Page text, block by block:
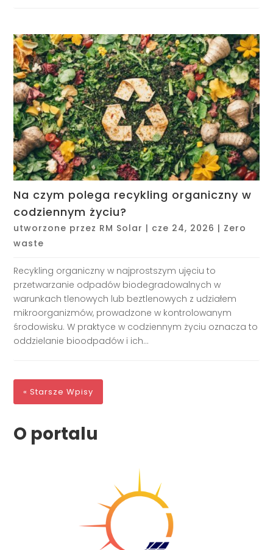
Na czym polega recykling organiczny w
codziennym życiu?
utworzone przez RM Solar | cze 24, 2026 | Zero
waste
Recykling organiczny w najprostszym ujęciu to
przetwarzanie odpadów biodegradowalnych w
warunkach tlenowych lub beztlenowych z udziałem
mikroorganizmów, prowadzone w kontrolowanym
środowisku. W praktyce w codziennym życiu oznacza to
oddzielanie bioodpadów i ich...
« Starsze Wpisy
O portalu